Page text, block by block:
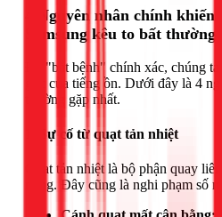
4 Nguyên nhân chính
Samsung kêu to bất thường
Để "bắt bệnh" chính xác, chúng
gốc của tiếng ồn. Dưới đây là 4
thường gặp nhất.
1. Sự cố từ quạt tản nhiệt
Quạt tản nhiệt là bộ phận quay
nóng. Đây cũng là nghi phạm số